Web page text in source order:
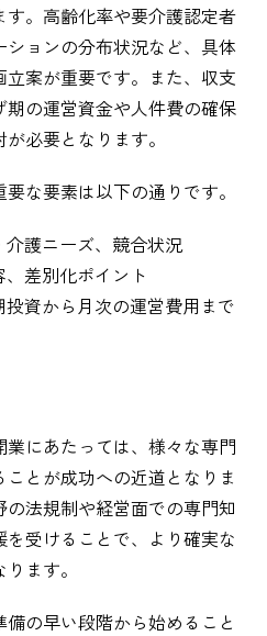
。高齢化率や要介護認定者
ョンの分布状況など、具体
案が重要です。また、収支
の運営資金や人件費の確保
必要となります。
な要素は以下の通りです。
護ニーズ、競合状況
差別化ポイント
資から月次の運営費用まで
にあたっては、様々な専門
とが成功への近道となりま
法規制や経営面での専門知
受けることで、より確実な
ます。
の早い段階から始めること